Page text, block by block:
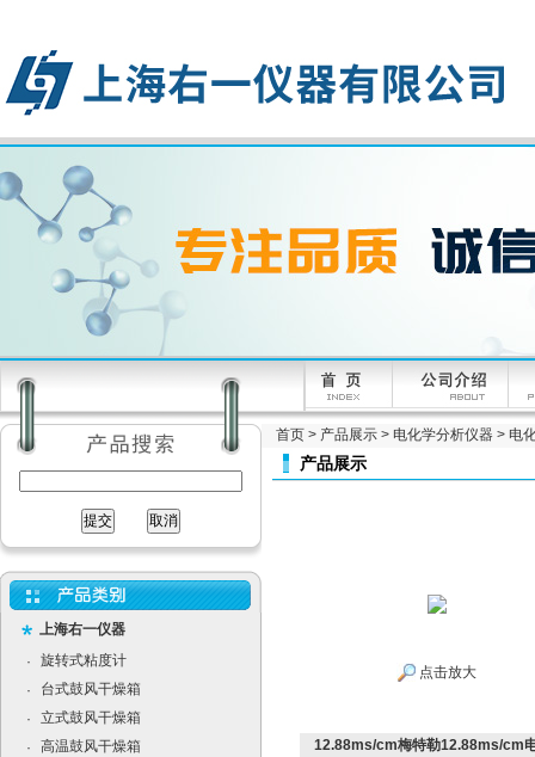
上海右一仪器
·
旋转式粘度计
·
台式鼓风干燥箱
·
立式鼓风干燥箱
·
高温鼓风干燥箱
首页 > 产品展示 > 电化学分析仪器 > 电
产品展示
点击放大
12.88ms/cm梅特勒12.88ms/cm